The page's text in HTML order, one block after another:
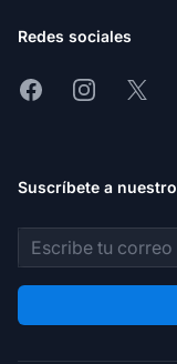
Redes sociales
FacebookInstagram
X
Suscríbete a
Dirección de